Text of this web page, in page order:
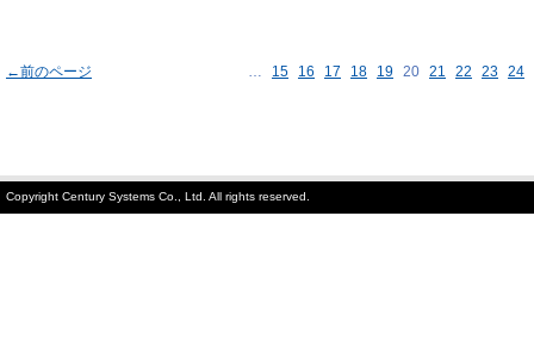
←前のページ … 15 16 17 18 19 20 21 22 23 24
Copyright Century Systems Co., Ltd. All rights reserved.